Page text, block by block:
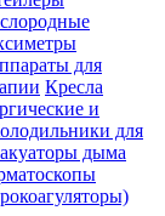
для
Кресла
и
для
дыма